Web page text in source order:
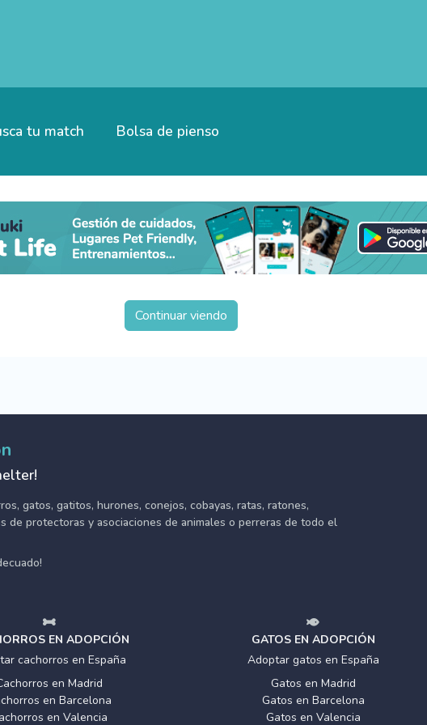
tu match Bolsa de pienso
Continuar viendo
gatos, gatitos, hurones, conejos, cobayas, ratas, ratones,
de protectoras y asociaciones de animales o perreras de todo el
EN ADOPCIÓN
cachorros en España
en Madrid
en Barcelona
en Valencia
GATOS EN ADOPCIÓN
Adoptar gatos en España
Gatos en Madrid
Gatos en Barcelona
Gatos en Valencia